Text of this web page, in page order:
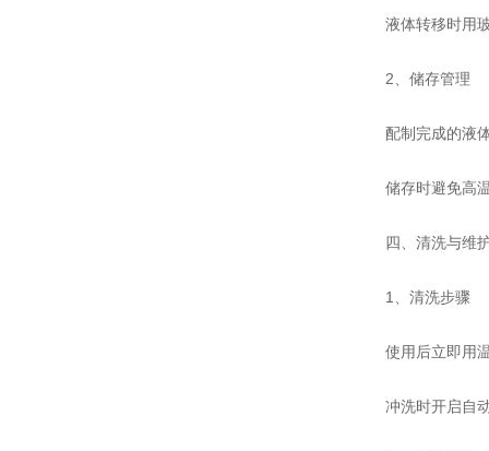
液体转移时用玻
‌2、储存管理‌
配制完成的液体
储存时避免高温
四、清洗与维
‌1、清洗步骤‌
使用后立即用温
冲洗时开启自动